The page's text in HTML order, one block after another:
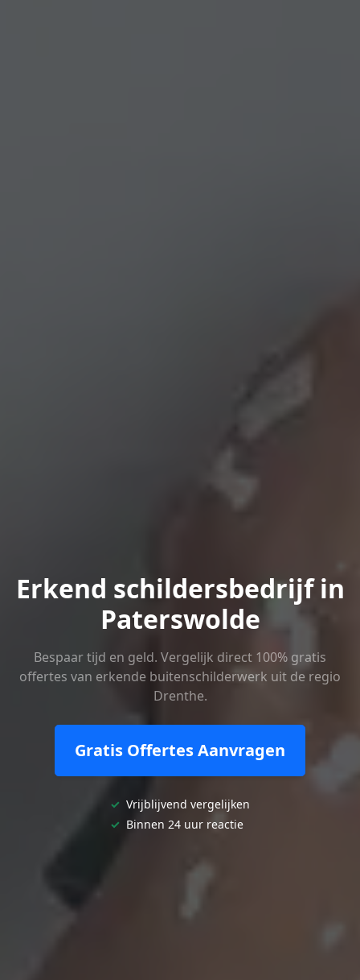
Erkend schildersbedrijf in
Paterswolde
Bespaar tijd en geld. Vergelijk direct 100% gratis
offertes van erkende buitenschilderwerk uit de regio
Drenthe.
Gratis Offertes Aanvragen
✓ Vrijblijvend vergelijken
✓ Binnen 24 uur reactie